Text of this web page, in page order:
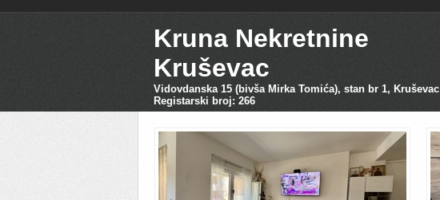
Kruna Nekretnine
Kruševac
Vidovdanska 15 (bivša Mirka Tomića), stan br 1, Kruševac
Registarski broj: 266